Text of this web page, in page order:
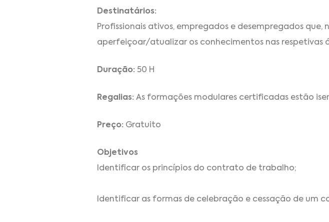
Destinatários:
Profissionais ativos, empregados e desempregados
aperfeiçoar/atualizar os conhecimentos nas respetivas
Duração: 50 H
Regalias: As formações modulares certificadas estão
Preço: Gratuito
Objetivos
Identificar os princípios do contrato de trabalho;
Identificar as formas de celebração e cessação de um